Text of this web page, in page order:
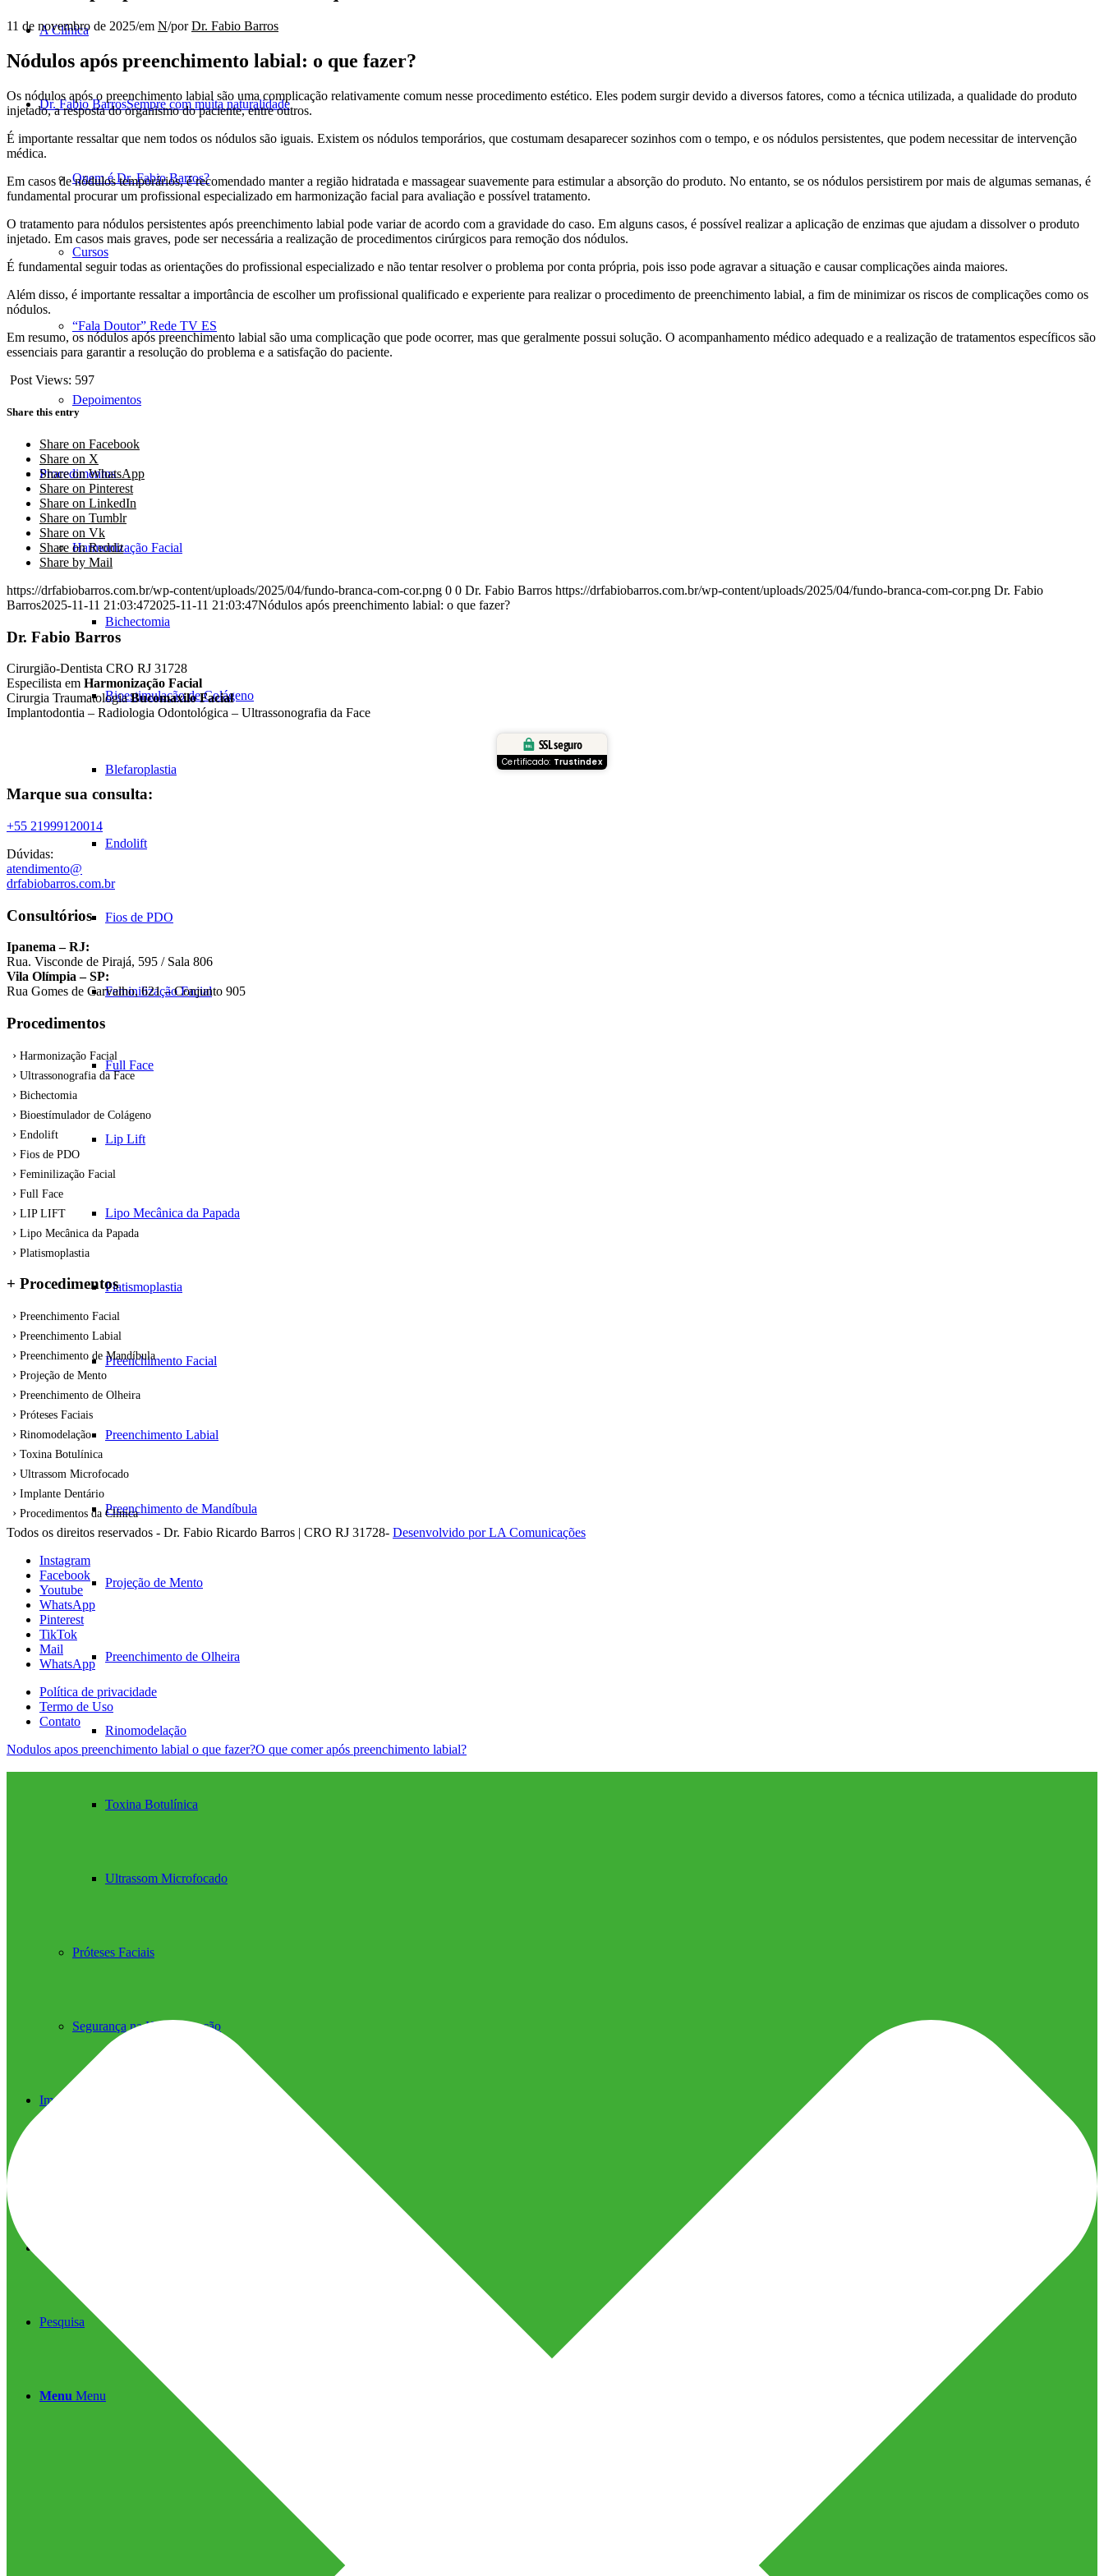
A Clínica
Dr. Fabio BarrosSempre com muita naturalidade
Quem é Dr. Fabio Barros?
Cursos
“Fala Doutor” Rede TV ES
Depoimentos
Procedimentos
Harmonização Facial
Bichectomia
Bioestimulação de Colágeno
Blefaroplastia
Endolift
Fios de PDO
Feminilização Facial
Full Face
Lip Lift
Lipo Mecânica da Papada
Platismoplastia
Preenchimento Facial
Preenchimento Labial
Preenchimento de Mandíbula
Projeção de Mento
Preenchimento de Olheira
Rinomodelação
Toxina Botulínica
Ultrassom Microfocado
Próteses Faciais
Segurança na Harmonização
Imprensa
Pesquisa
Menu Menu
11 de novembro de 2025/em N/porDr. Fabio Barros
Nódulos após preenchimento labial: o que fazer?
Os nódulos após o preenchimento labial são uma complicação relativamente comum nesse procedimento estético. Eles podem surgir devido a diversos fatores, como a técnica utilizada, a qualidade do produto
injetado, a resposta do organismo do paciente, entre outros.
É importante ressaltar que nem todos os nódulos são iguais. Existem os nódulos temporários, que costumam desaparecer sozinhos com o tempo, e os nódulos persistentes, que podem necessitar de intervenção
médica.
Em casos de nódulos temporários, é recomendado manter a região hidratada e massagear suavemente para estimular a absorção do produto. No entanto, se os nódulos persistirem por mais de algumas semanas, é
fundamental procurar um profissional especializado em harmonização facial para avaliação e possível tratamento.
O tratamento para nódulos persistentes após preenchimento labial pode variar de acordo com a gravidade do caso. Em alguns casos, é possível realizar a aplicação de enzimas que ajudam a dissolver o produto
injetado. Em casos mais graves, pode ser necessária a realização de procedimentos cirúrgicos para remoção dos nódulos.
É fundamental seguir todas as orientações do profissional especializado e não tentar resolver o problema por conta própria, pois isso pode agravar a situação e causar complicações ainda maiores.
Além disso, é importante ressaltar a importância de escolher um profissional qualificado e experiente para realizar o procedimento de preenchimento labial, a fim de minimizar os riscos de complicações como os
nódulos.
Em resumo, os nódulos após preenchimento labial são uma complicação que pode ocorrer, mas que geralmente possui solução. O acompanhamento médico adequado e a realização de tratamentos específicos são
essenciais para garantir a resolução do problema e a satisfação do paciente.
Post Views: 597
Share this entry
Share on Facebook
Share on X
Share on WhatsApp
Share on Pinterest
Share on LinkedIn
Share on Tumblr
Share on Vk
Share on Reddit
Share by Mail
https://drfabiobarros.com.br/wp-content/uploads/2025/04/fundo-branca-com-cor.png 0 0 Dr. Fabio Barros https://drfabiobarros.com.br/wp-content/uploads/2025/04/fundo-branca-com-cor.png Dr. Fabio
Barros2025-11-11 21:03:472025-11-11 21:03:47Nódulos após preenchimento labial: o que fazer?
Dr. Fabio Barros
Cirurgião-Dentista CRO RJ 31728
Especilista em Harmonização Facial
Cirurgia TraumatologiaBucomaxilo Facial
Implantodontia – Radiologia Odontológica – Ultrassonografia da Face
SSL seguro
Certificado: Trustindex
Marque sua consulta:
+55 21999120014
Dúvidas:
atendimento@
drfabiobarros.com.br
Consultórios
Ipanema – RJ:
Rua. Visconde de Pirajá, 595 / Sala 806
Vila Olímpia – SP:
Rua Gomes de Carvalho, 621 – Conjunto 905
Procedimentos
Harmonização Facial
Ultrassonografia da Face
Bichectomia
Bioestímulador de Colágeno
Endolift
Fios de PDO
Feminilização Facial
Full Face
LIP LIFT
Lipo Mecânica da Papada
Platismoplastia
+ Procedimentos
Preenchimento Facial
Preenchimento Labial
Preenchimento de Mandíbula
Projeção de Mento
Preenchimento de Olheira
Próteses Faciais
Rinomodelação
Toxina Botulínica
Ultrassom Microfocado
Implante Dentário
Procedimentos da Clínica
Todos os direitos reservados - Dr. Fabio Ricardo Barros | CRO RJ 31728- Desenvolvido por LA Comunicações
Instagram
Facebook
Youtube
WhatsApp
Pinterest
TikTok
Mail
WhatsApp
Política de privacidade
Termo de Uso
Contato
Nodulos apos preenchimento labial o que fazer?O que comer após preenchimento labial?